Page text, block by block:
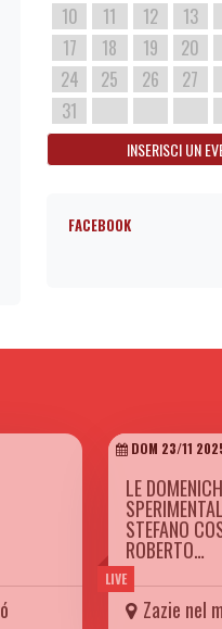
10
11 12 13
17
18 19 20
24
25 26 27
31
INSERISCI UN
FACEBOOK
LIVE
DOM 23/11
LE
STEFANO
ROBERTO…
Zazie nel